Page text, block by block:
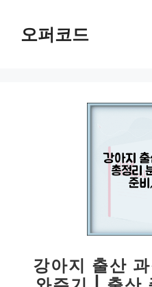
오퍼코드
강아지 출산